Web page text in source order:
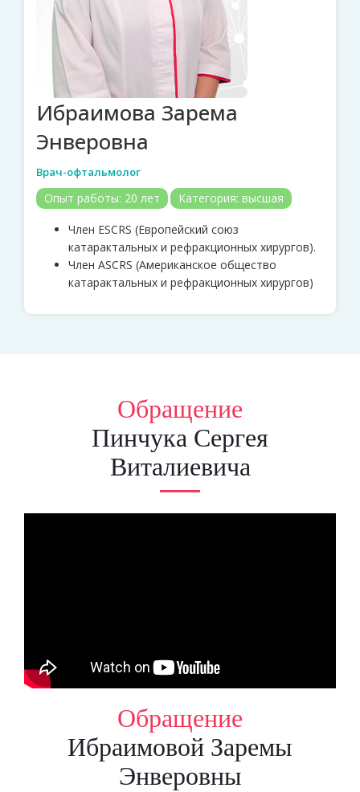
Ибраимова Зарема
Энверовна
Врач-офтальмолог
Опыт работы: 20 лет Категория: высшая
Член ESCRS (Европейский союз
катарактальных и рефракционных хирургов).
Член АSCRS (Американское общество
катарактальных и рефракционных хирургов)
Обращение
Пинчука Сергея
Виталиевича
Обращение
Ибраимовой Заремы
Энверовны